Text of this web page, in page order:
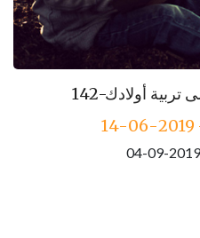
تربية أولادك